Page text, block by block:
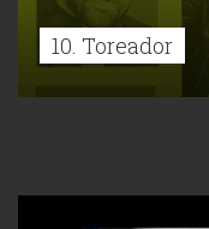
10. Toreador